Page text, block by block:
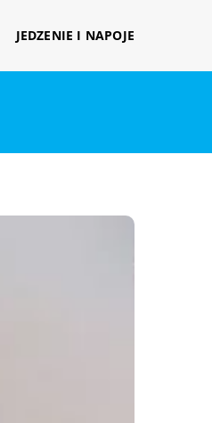
JEDZENIE I NAPOJE